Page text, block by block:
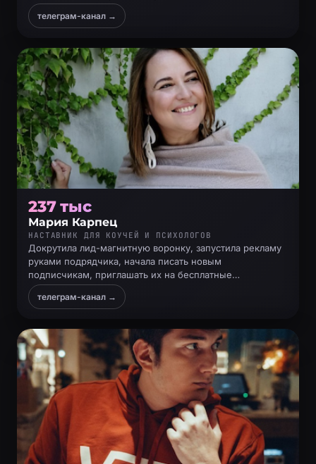
просмотров в stories получила 10 заявок
телеграм-канал →
237 тыс
Мария Карпец
НАСТАВНИК ДЛЯ КОУЧЕЙ И ПСИХОЛОГОВ
Докрутила лид-магнитную воронку, запустила рекламу
руками подрядчика, начала писать новым
подписчикам, приглашать их на бесплатные
консультации
телеграм-канал →